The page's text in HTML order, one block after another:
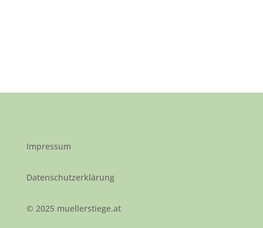
Impressum
Datenschutzerklärung
© 2025 muellerstiege.at